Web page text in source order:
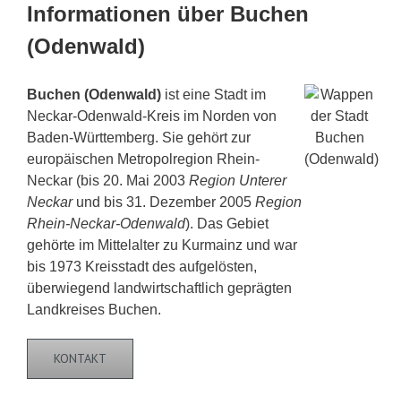
Informationen über Buchen
(Odenwald)
Buchen (Odenwald) ist eine Stadt im
Neckar-Odenwald-Kreis im Norden von
Baden-Württemberg. Sie gehört zur
europäischen Metropolregion Rhein-
Neckar (bis 20. Mai 2003 Region Unterer
Neckarund bis 31. Dezember 2005 Region
Rhein-Neckar-Odenwald). Das Gebiet
gehörte im Mittelalter zu Kurmainz und war
bis 1973 Kreisstadt des aufgelösten,
überwiegend landwirtschaftlich geprägten
Landkreises Buchen.
KONTAKT